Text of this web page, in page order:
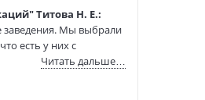
Титова Н. Е.:
заведения. Мы выбрали
есть у них с
позволят вам
Читать дальше…